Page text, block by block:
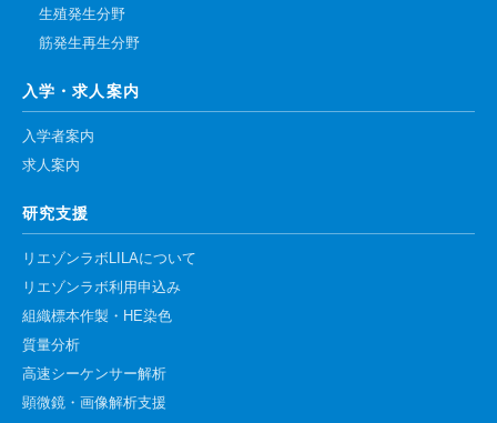
生殖発生分野
筋発生再生分野
入学・求人案内
入学者案内
求人案内
研究支援
リエゾンラボLILAについて
リエゾンラボ利用申込み
組織標本作製・HE染色
質量分析
高速シーケンサー解析
顕微鏡・画像解析支援